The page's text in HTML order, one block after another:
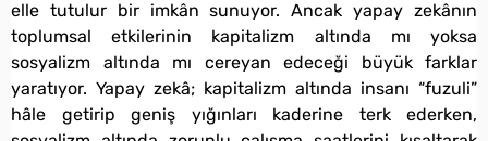
elle tutulur bir imkân sunuyor. Ancak yapay zekânın
toplumsal etkilerinin kapitalizm altında mı yoksa
sosyalizm altında mı cereyan edeceği büyük farklar
yaratıyor. Yapay zekâ; kapitalizm altında insanı “fuzuli”
hâle getirip geniş yığınları kaderine terk ederken,